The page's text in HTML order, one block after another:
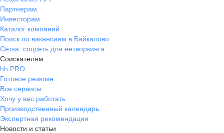
Партнерам
Инвесторам
Каталог компаний
Поиск по вакансиям в Байкалово
Сетка: соцсеть для нетворкинга
Соискателям
hh PRO
Готовое резюме
Все сервисы
Хочу у вас работать
Производственный календарь
Экспертная рекомендация
Новости и статьи